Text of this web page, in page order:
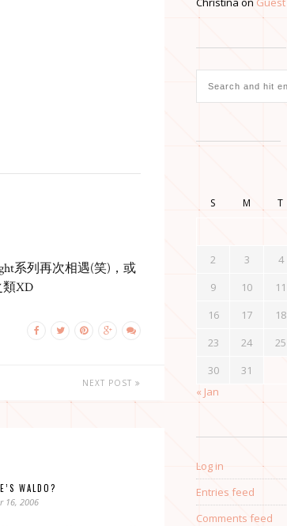
系列再次相遇(笑)，或
類XD
NEXT POST
WALDO?
16, 2006
S
M T
2
3 4
9
10 11
16
17 18
23
24 25
30
31
« Jan
Log in
Entries feed
Comments feed